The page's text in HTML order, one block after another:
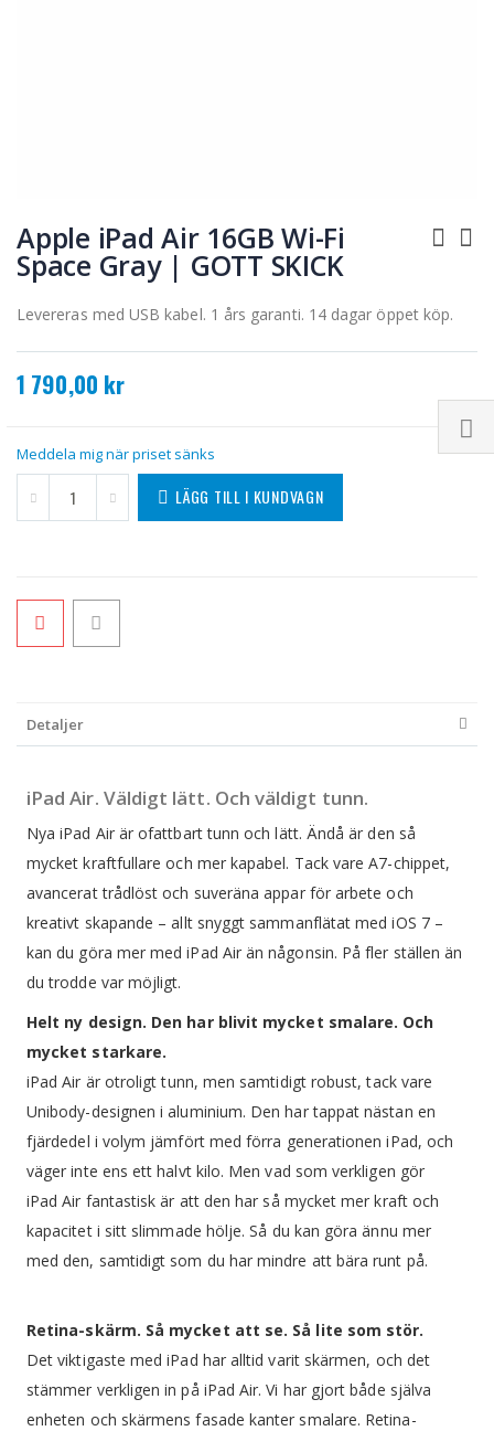
till
början
av
bildgalleriet
Apple iPad Air 16GB Wi-Fi
Space Gray | GOTT SKICK
Levereras med USB kabel. 1 års garanti. 14 dagar öppet köp.
1 790,00 kr
Meddela mig när priset sänks
LÄGG TILL I KUNDVAGN
Detaljer
iPad Air. Väldigt lätt. Och väldigt tunn.
Nya iPad Air är ofattbart tunn och lätt. Ändå är den så
mycket kraftfullare och mer kapabel. Tack vare A7-chippet,
avancerat trådlöst och suveräna appar för arbete och
kreativt skapande – allt snyggt sammanflätat med iOS 7 –
kan du göra mer med iPad Air än någonsin. På fler ställen än
du trodde var möjligt.
Helt ny design. Den har blivit mycket smalare. Och
mycket starkare.
iPad Air är otroligt tunn, men samtidigt robust, tack vare
Unibody-designen i aluminium. Den har tappat nästan en
fjärdedel i volym jämfört med förra generationen iPad, och
väger inte ens ett halvt kilo. Men vad som verkligen gör
iPad Air fantastisk är att den har så mycket mer kraft och
kapacitet i sitt slimmade hölje. Så du kan göra ännu mer
med den, samtidigt som du har mindre att bära runt på.
Retina-skärm. Så mycket att se. Så lite som stör.
Det viktigaste med iPad har alltid varit skärmen, och det
stämmer verkligen in på iPad Air. Vi har gjort både själva
enheten och skärmens fasade kanter smalare. Retina-